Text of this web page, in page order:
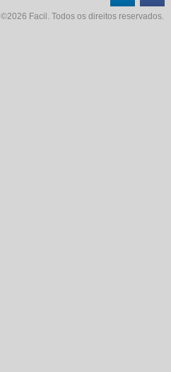
©2026 Facil. Todos os direitos reservados.